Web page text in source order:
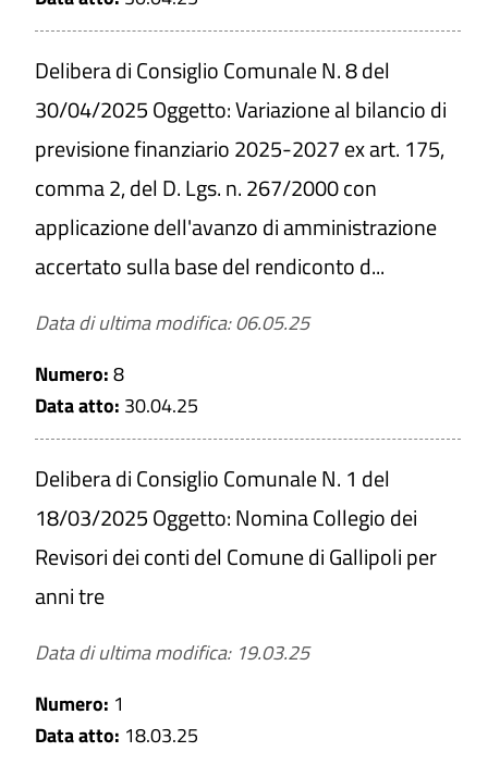
Delibera di Consiglio Comunale N. 8 del
30/04/2025 Oggetto: Variazione al bilancio di
previsione finanziario 2025-2027 ex art. 175,
comma 2, del D. Lgs. n. 267/2000 con
applicazione dell'avanzo di amministrazione
accertato sulla base del rendiconto d...
Data di ultima modifica: 06.05.25
Numero:8
Data atto: 30.04.25
Delibera di Consiglio Comunale N. 1 del
18/03/2025 Oggetto: Nomina Collegio dei
Revisori dei conti del Comune di Gallipoli per
anni tre
Data di ultima modifica: 19.03.25
Numero: 1
Data atto: 18.03.25